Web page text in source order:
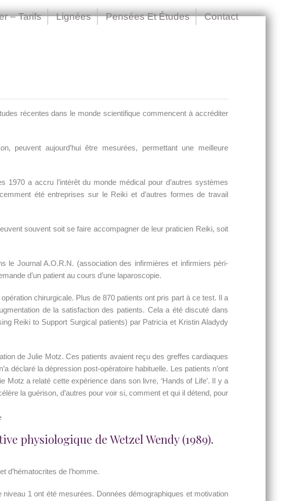
– Tarifs Lignées Pensées Et Études Contact
récentes dans le monde scientifique commencent à accréditer
peuvent aujourd’hui être mesurées, permettant une meilleure
1970 a accru l’intérêt du monde médical pour d’autres systèmes
été entreprises sur le Reiki et d’autres formes de travail
souvent soit se faire accompagner de leur praticien Reiki, soit
le Journal A.O.R.N. (association des infirmières et infirmiers péri-
d’un patient au cours d’une laparoscopie.
chirurgicale. Plus de 870 patients ont pris part à ce test. Il a
de la satisfaction des patients. Cela a été discuté dans
Reiki to Support Surgical patients) par Patricia et Kristin Aladydy
de Julie Motz. Ces patients avaient reçu des greffes cardiaques
déclaré la dépression post-opératoire habituelle. Les patients n’ont
Motz a relaté cette expérience dans son livre, ‘Hands of Life’. Il y a
la guérison, d’autres pour voir si, comment et qui il détend, pour
physiologique de Wetzel Wendy (1989).
d’hématocrites de l’homme.
niveau 1 ont été mesurées. Données démographiques et motivation